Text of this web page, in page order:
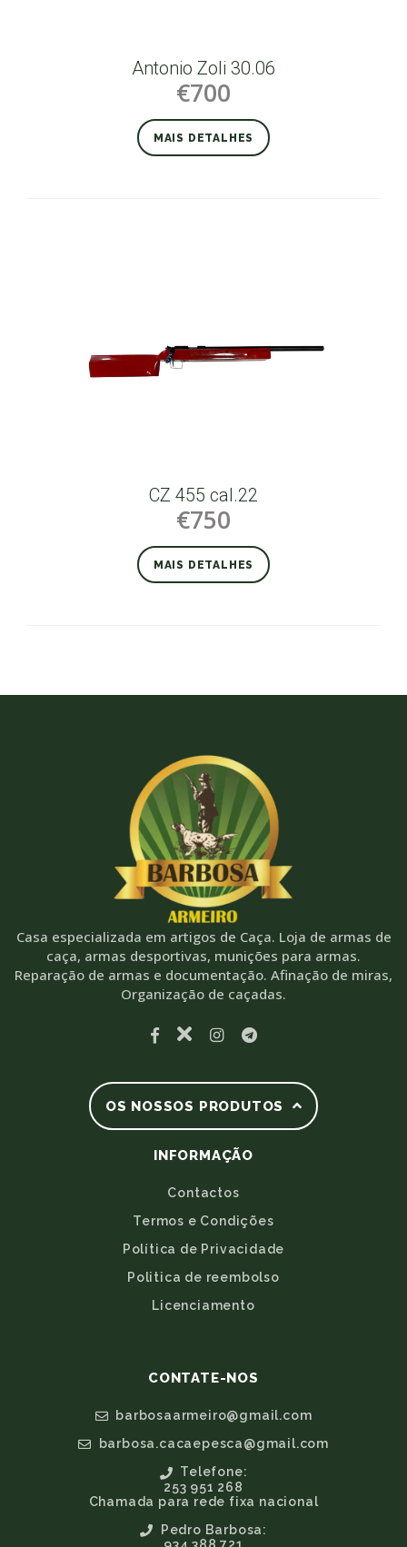
Antonio Zoli 30.06
€700
MAIS DETALHES
CZ 455 cal.22
€750
MAIS DETALHES
Casa especializada em artigos de Caça. Loja de armas de
caça, armas desportivas, munições para armas.
Reparação de armas e documentação. Afinação de miras,
Organização de caçadas.
OS NOSSOS PRODUTOS
INFORMAÇÃO
Contactos
Termos e Condições
Política de Privacidade
Politica de reembolso
Licenciamento
CONTATE-NOS
barbosaarmeiro@gmail.com
barbosa.cacaepesca@gmail.com
Telefone:
253 951 268
Chamada para rede fixa nacional
Pedro Barbosa: